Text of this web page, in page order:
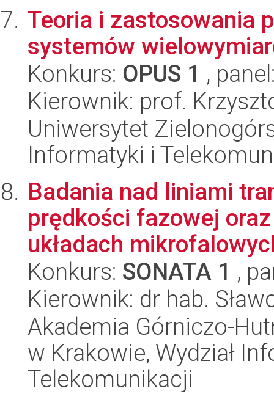
Teoria i zastosowania
systemów
Konkurs: OPUS 1 ,
Kierownik: prof.
Uniwersytet
Informatyki i
Badania nad liniami
prędkości fazowej
układach
Konkurs: SONATA 1 ,
Kierownik: dr hab.
Akademia Górniczo-
w Krakowie, Wydział
Telekomunikacji